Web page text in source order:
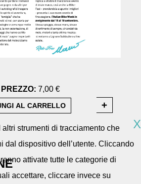
PREZZO: 7,00 €
X
altri strumenti di tracciamento che
dal dispositivo dell’utente. Cliccando
attivate tutte le categorie di
accettare, cliccare invece su